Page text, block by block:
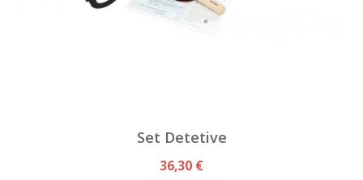
Set Detetive
36,30 €